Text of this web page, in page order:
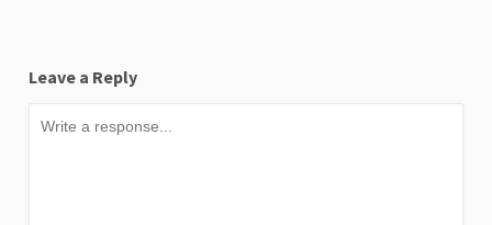
Leave a Reply